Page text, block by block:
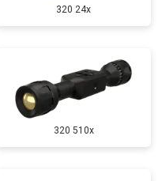
320 24x
320 510x